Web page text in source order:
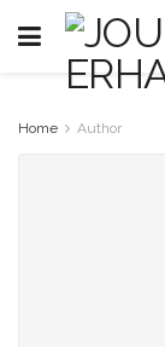
Home Author